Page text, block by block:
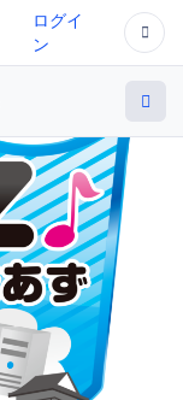
ログイ
ン